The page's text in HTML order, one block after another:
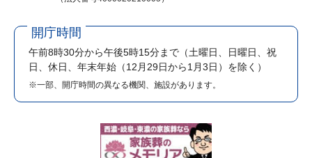
開庁時間
午前8時30分から午後5時15分まで （土曜日、日曜日、祝
日、休日、年末年始（12月29日から1月3日）を除く）
※一部、開庁時間の異なる機関、施設があります。